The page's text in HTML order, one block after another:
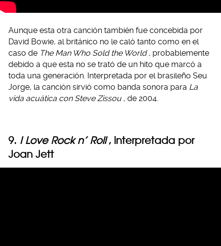
Aunque esta otra canción también fue concebida por
David Bowie, al británico no le caló tanto como en el
caso de The Man Who Sold the World , probablemente
debido a que esta no se trató de un hito que marcó a
toda una generación. Interpretada por el brasileño Seu
Jorge, la canción sirvió como banda sonora para La
vida acuática con Steve Zissou , de 2004.
9. I Love Rock n’ Roll, interpretada por
Joan Jett